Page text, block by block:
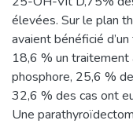
élevées. Sur le plan
avaient bénéficié
18,6 % un traitement
phosphore, 25,6 %
32,6 % des cas ont
Une